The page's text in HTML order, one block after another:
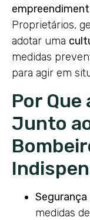
Proprietários,
adotar uma
medidas
para agir em
Por Que
Junto
Segurança
medidas de